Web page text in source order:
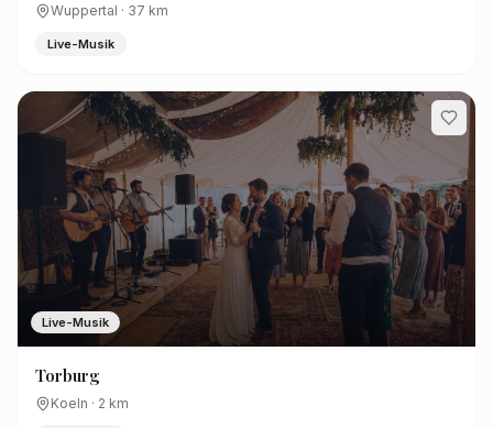
Wuppertal · 37 km
Live-Musik
Live-Musik
Torburg
Koeln · 2 km